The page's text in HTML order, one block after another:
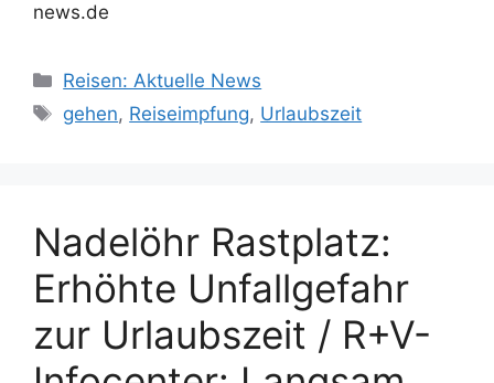
news.de
Kategorien
Reisen: Aktuelle News
Schlagwörter
gehen, Reiseimpfung, Urlaubszeit
Nadelöhr Rastplatz:
Erhöhte Unfallgefahr
zur Urlaubszeit / R+V-